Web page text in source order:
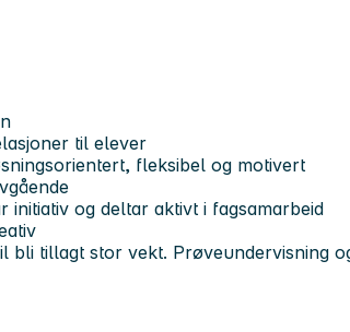
til elever
fleksibel og motivert
initiativ og deltar aktivt i fagsamarbeid
bli tillagt stor vekt. Prøveundervisning